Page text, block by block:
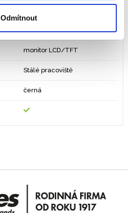
OdmítnoutZÓNA 3 - Předcházejte
bolesti šíje a krční páteře
monitor LCD/TFT
Stálé pracoviště
černá